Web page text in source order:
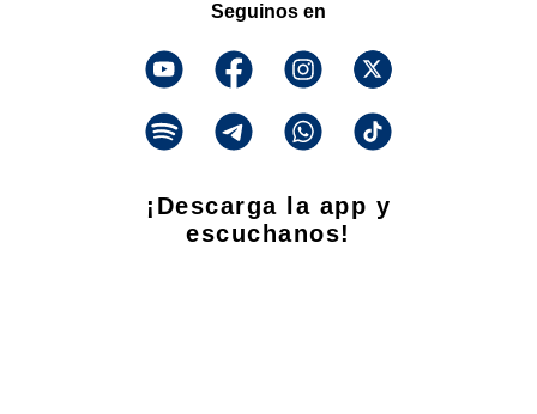
Seguinos en
¡Descarga la app y
escuchanos!